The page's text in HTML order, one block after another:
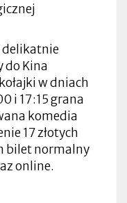
delikatnie
do Kina
w dniach
i 17:15 grana
komedia
17 złotych
bilet normalny
online.